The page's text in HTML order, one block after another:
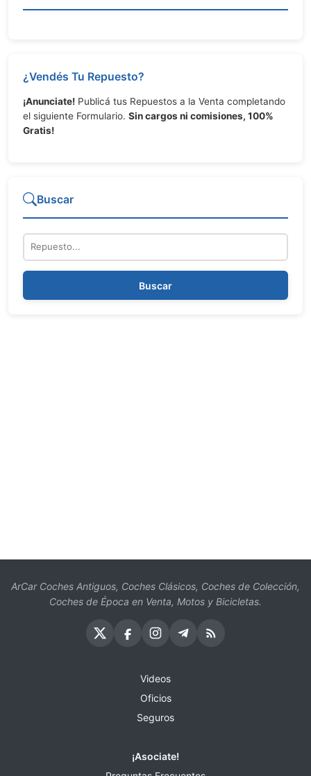
¿Vendés Tu Repuesto?
¡Anunciate! Publicá tus Repuestos a la Venta completando
el siguiente Formulario. Sin cargos ni comisiones, 100%
Gratis!
Buscar
Repuesto
Buscar
ArCar Coches Antiguos, Coches Clásicos, Coches de Colección,
Coches de Época en Venta, Motos y Bicicletas.
Videos
Oficios
Seguros
¡Asociate!